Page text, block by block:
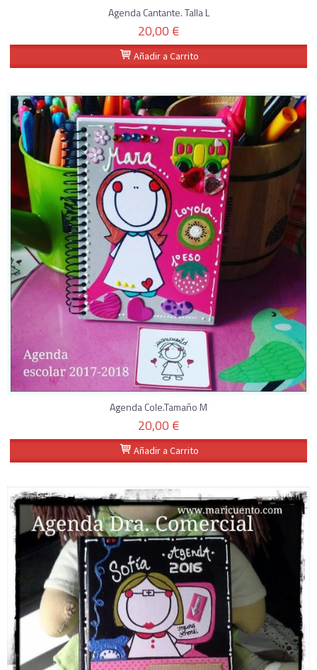
Agenda Cantante. Talla L
20,00 €
Añadir a Carrito
Agenda Cole.Tamaño M
20,00 €
Añadir a Carrito